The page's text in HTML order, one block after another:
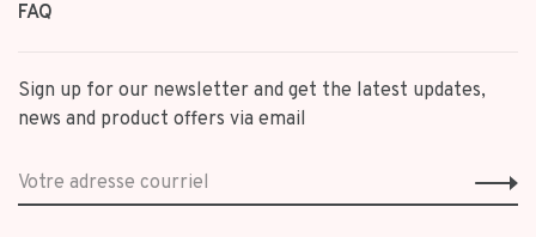
FAQ
Sign up for our newsletter and get the latest updates,
news and product offers via email